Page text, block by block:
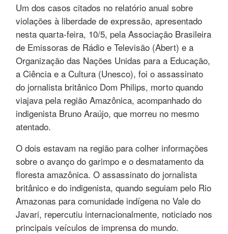
Um dos casos citados no relatório anual sobre
violações à liberdade de expressão, apresentado
nesta quarta-feira, 10/5, pela Associação Brasileira
de Emissoras de Rádio e Televisão (Abert) e a
Organização das Nações Unidas para a Educação,
a Ciência e a Cultura (Unesco), foi o assassinato
do jornalista britânico Dom Philips, morto quando
viajava pela região Amazônica, acompanhado do
indigenista Bruno Araújo, que morreu no mesmo
atentado.
O dois estavam na região para colher informações
sobre o avanço do garimpo e o desmatamento da
floresta amazônica. O assassinato do jornalista
britânico e do indigenista, quando seguiam pelo Rio
Amazonas para comunidade indígena no Vale do
Javari, repercutiu internacionalmente, noticiado nos
principais veículos de imprensa do mundo.